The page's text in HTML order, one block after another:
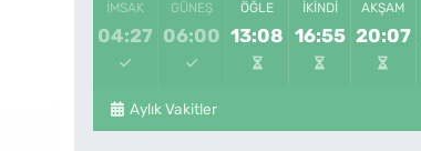
İMSAK
04:27
GÜNEŞ
06:00
ÖĞLE
13:08
İKINDI
16:55
AKŞAM
20:07
Aylık Vakitler